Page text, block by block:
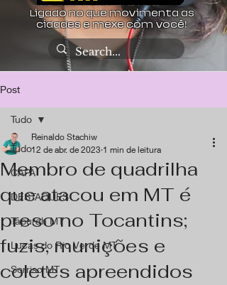
Ligado no que movimenta as
cidades e mexe com você!
Post
Tudo
CAPA
DESTAQUES
Tapurah MT
Lucas do Rio Verde MT
Sorriso MT
Tudo
Membro de quadrilha
que atacou em MT é
preso no Tocantins;
fuzis, munições e
coletes apreendidos
Reinaldo Stachiw
12 de abr. de 2023 1 min de leitura